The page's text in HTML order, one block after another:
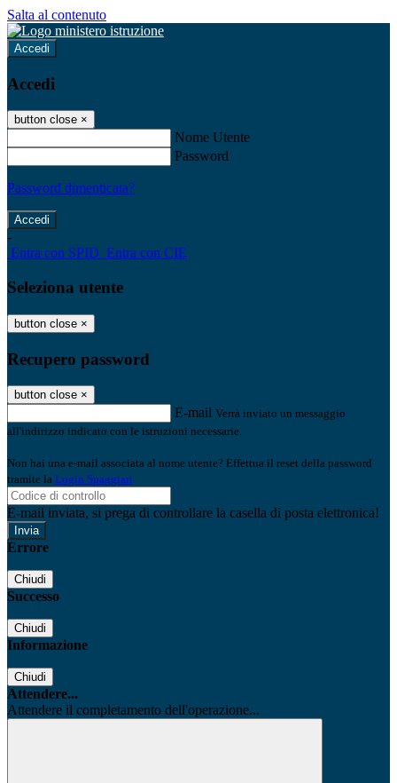
Salta al contenuto
Accedi
Accedi
button close ×
Nome Utente
Password
Password dimenticata?
-
Entra con SPID Entra con CIE
Seleziona utente
button close ×
Recupero password
button close ×
E-mail Verrà inviato un messaggio
all'indirizzo indicato con le istruzioni necessarie.
Non hai una e-mail associata al nome utente? Effettua il reset della password
tramite la Login Spaggiari
E-mail inviata, si prega di controllare la casella di posta elettronica!
Errore
Chiudi
Successo
Chiudi
Informazione
Chiudi
Attendere...
Attendere il completamento dell'operazione...